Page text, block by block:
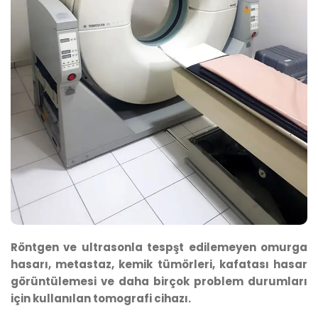
Röntgen ve ultrasonla tespşt edilemeyen omurga
hasarı, metastaz, kemik tümörleri, kafatası hasar
görüntülemesi ve daha birçok problem durumları
için kullanılan tomografi cihazı.